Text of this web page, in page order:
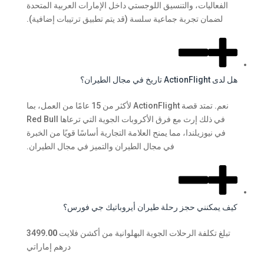
الفعاليات، والتنسيق اللوجستي داخل الإمارات العربية المتحدة
لضمان تجربة جماعية سلسة (قد يتم تطبيق ترتيبات إضافية).
هل لدى ActionFlight تاريخ في مجال الطيران؟
نعم. تمتد قصة ActionFlight لأكثر من 15 عامًا من العمل، بما
في ذلك إرث مع فرق الأكروبات الجوية التي ترعاها Red Bull
في نيوزيلندا، مما يمنح العلامة التجارية أساسًا قويًا من الخبرة
في مجال الطيران والتميز في مجال الطيران.
كيف يمكنني حجز رحلة طيران أيروباتيك جي فورس؟
تبلغ تكلفة الرحلات الجوية البهلوانية من أكشن فلايت 3499.00
درهم إماراتي